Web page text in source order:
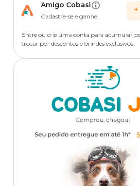
Amigo Cobasi
Cadastre-se e ganhe
+
Entre ou crie uma conta para acumular
trocar por descontos e brindes exclusivos.